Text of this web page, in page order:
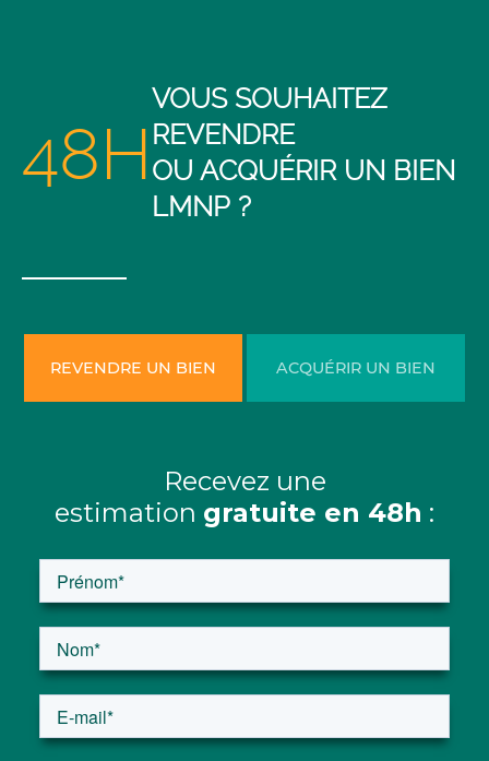
48H
VOUS SOUHAITEZ
REVENDRE
OU ACQUÉRIR UN BIEN
LMNP ?
REVENDRE UN BIEN ACQUÉRIR UN BIEN